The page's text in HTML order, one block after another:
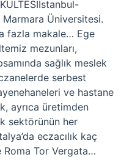
Üniversitesi.
fazla makale… Ege
mezunları,
sağlık meslek
serbest
ve hastane
ayrıca üretimden
sektörünün her
eczacılık kaç
Roma Tor Vergata…